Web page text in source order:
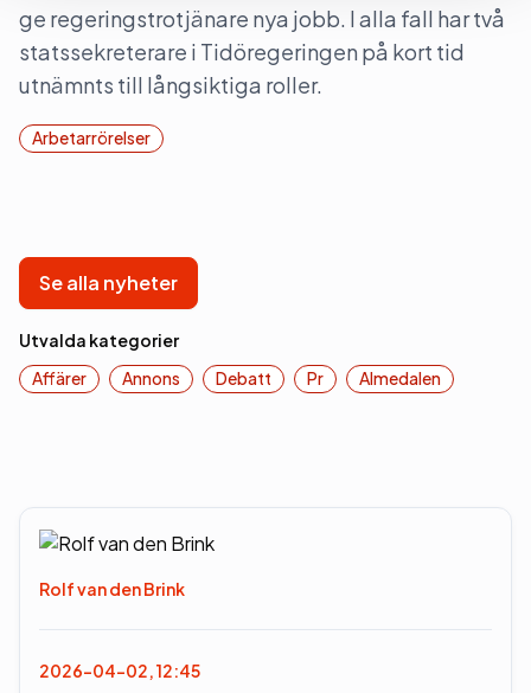
ge regeringstrotjänare nya jobb. I alla fall har två
statssekreterare i Tidöregeringen på kort tid
utnämnts till långsiktiga roller.
Arbetarrörelser
Se alla nyheter
Utvalda kategorier
Affärer
Annons Debatt Pr Almedalen
Rolf van den Brink
2026-04-02, 12:45